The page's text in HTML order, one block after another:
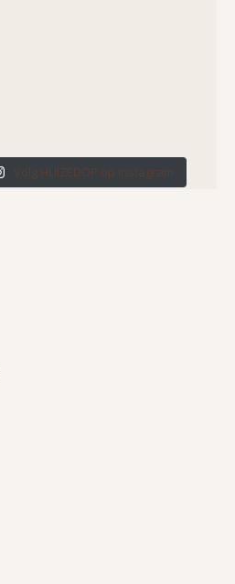
Volg HUIZEDOP op Instagram